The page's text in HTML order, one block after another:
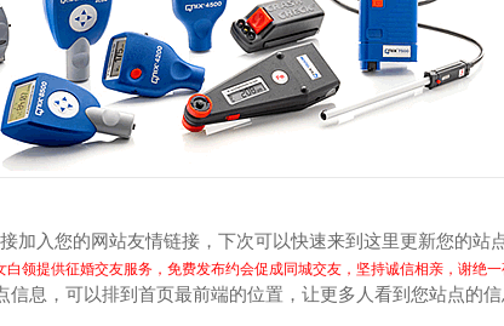
加入您的网站友情链接，下次可以快速来到这里更新您的站
领提供征婚交友服务，免费发布约会促成同城交友，坚持诚信相亲，谢绝
信息，可以排到首页最前端的位置，让更多人看到您站点的信